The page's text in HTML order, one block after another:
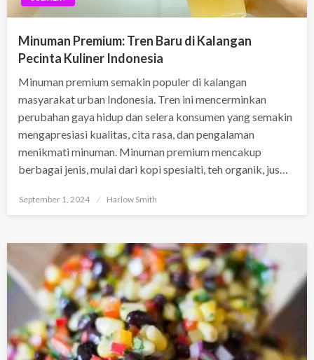
Minuman Premium: Tren Baru di Kalangan
Pecinta Kuliner Indonesia
Minuman premium semakin populer di kalangan
masyarakat urban Indonesia. Tren ini mencerminkan
perubahan gaya hidup dan selera konsumen yang semakin
mengapresiasi kualitas, cita rasa, dan pengalaman
menikmati minuman. Minuman premium mencakup
berbagai jenis, mulai dari kopi spesialti, teh organik, jus…
Posted
September 1, 2024 Harlow Smith